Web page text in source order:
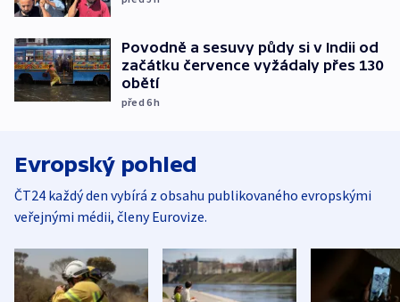
Povodně a sesuvy půdy si v Indii od
začátku července vyžádaly přes 130
obětí
před 6h
Evropský pohled
ČT24 každý den vybírá z obsahu publikovaného evropskými
veřejnými médii, členy Eurovize.